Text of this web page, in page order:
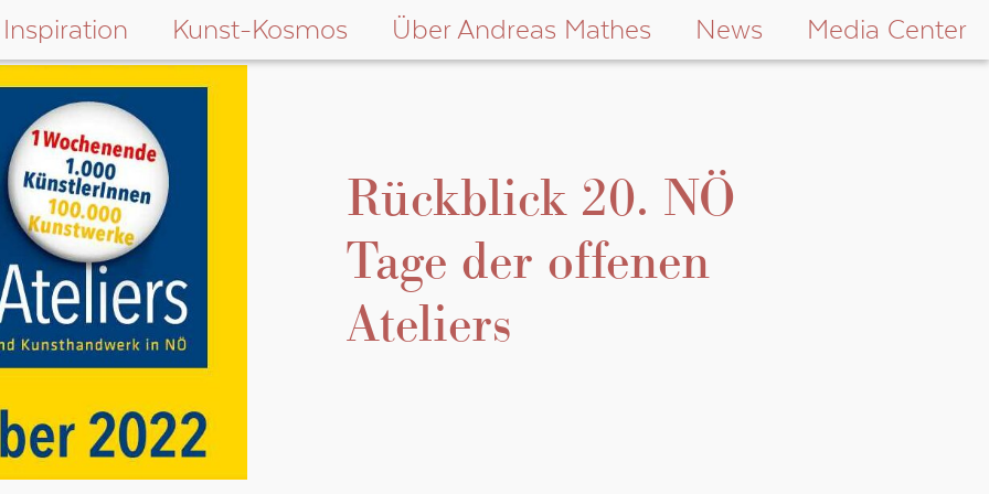
Inspiration Kunst-Kosmos Über Andreas Mathes News Media Center
Rückblick 20. NÖ
Tage der offenen
Ateliers